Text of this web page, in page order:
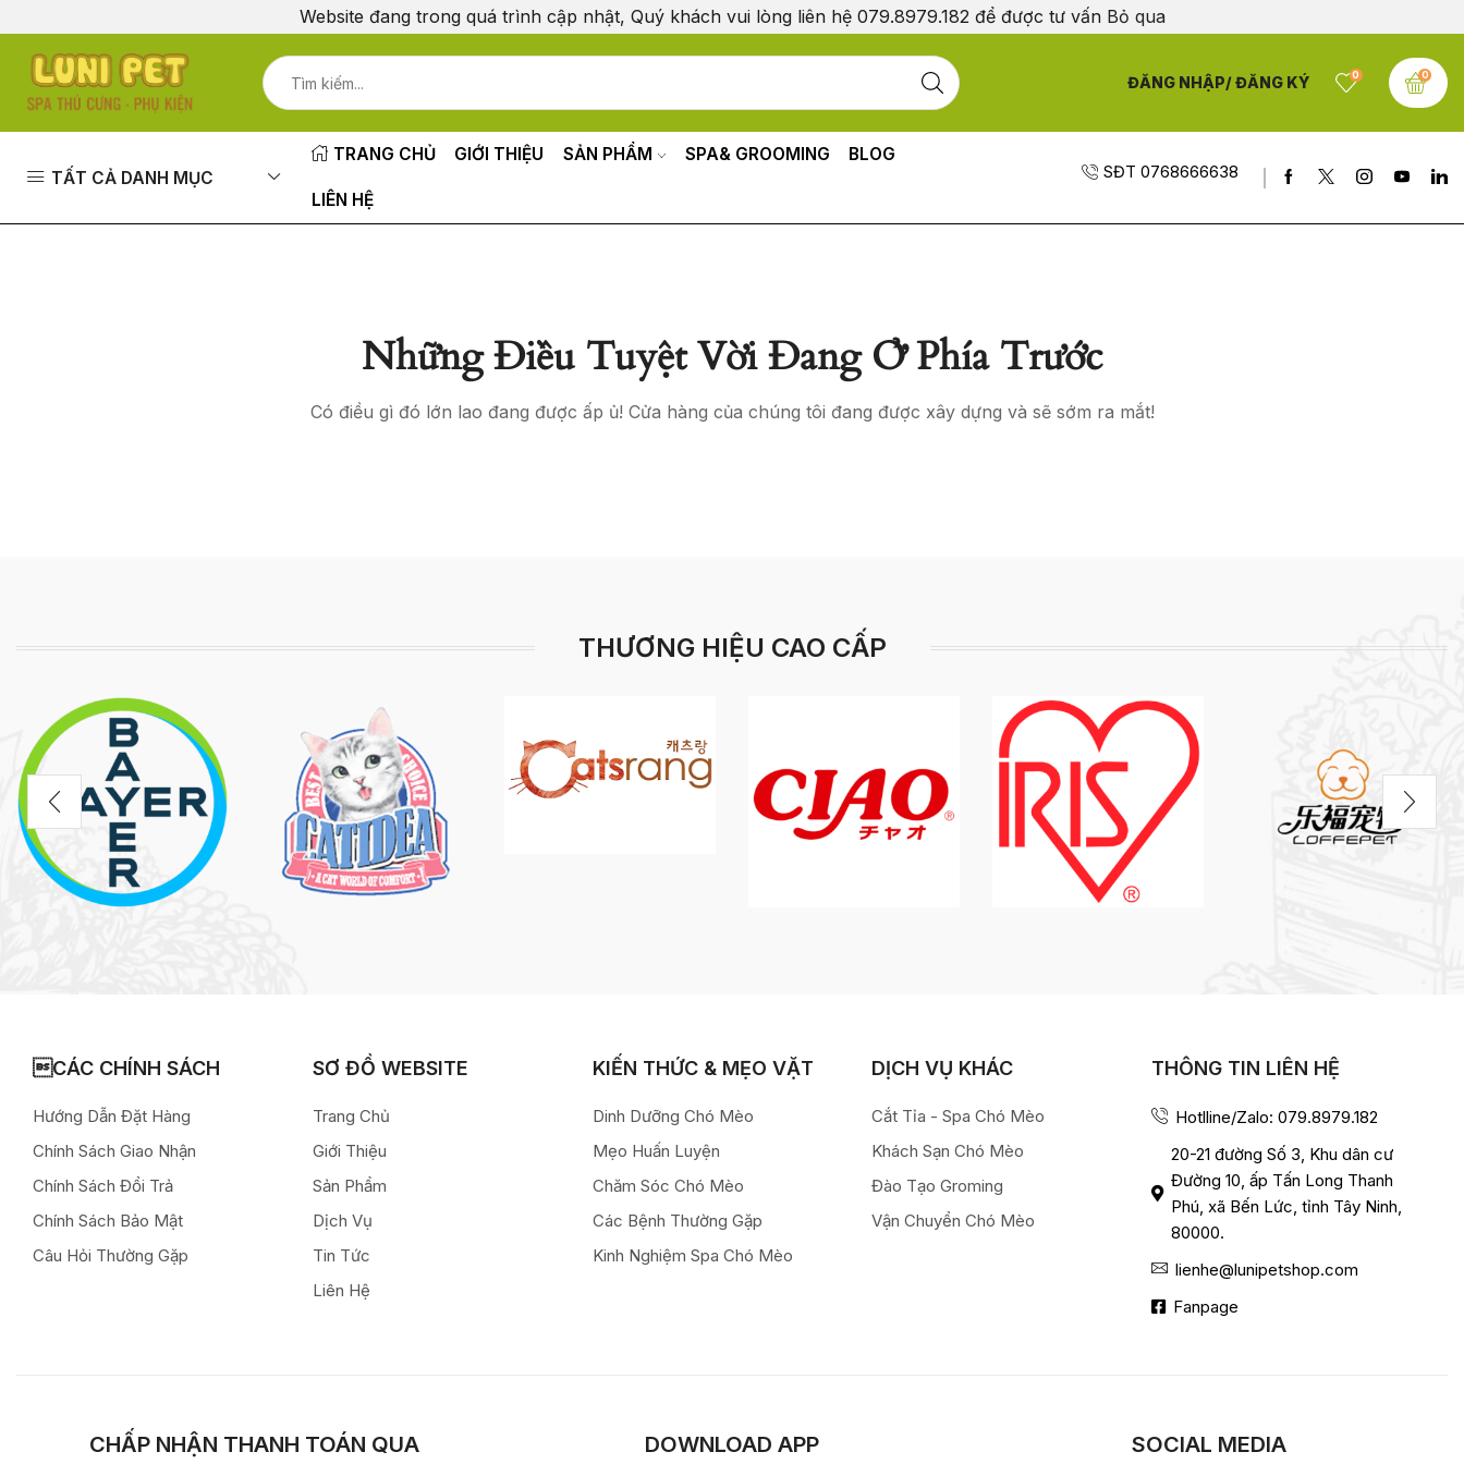
Website đang trong quá trình cập nhật, Quý khách vui lòng liên hệ 079.8979.182 để được tư vấn Bỏ qua
ĐĂNG NHẬP/ ĐĂNG KÝ 0 0
TẤT CẢ DANH MỤC
TRANG CHỦ GIỚI THIỆU SẢN PHẨM SPA& GROOMING BLOG
LIÊN HỆ
SĐT 0768666638
Những Điều Tuyệt Vời Đang Ở Phía Trước
Có điều gì đó lớn lao đang được ấp ủ! Cửa hàng của chúng tôi đang được xây dựng và sẽ sớm ra mắt!
THƯƠNG HIỆU CAO CẤP
CÁC CHÍNH SÁCH
Hướng Dẫn Đặt Hàng
Chính Sách Giao Nhận
Chính Sách Đổi Trả
Chính Sách Bảo Mật
Câu Hỏi Thường Gặp
SƠ ĐỒ WEBSITE
Trang Chủ
Giới Thiệu
Sản Phẩm
Dịch Vụ
Tin Tức
Liên Hệ
KIẾN THỨC & MẸO VẶT
Dinh Dưỡng Chó Mèo
Mẹo Huấn Luyện
Chăm Sóc Chó Mèo
Các Bệnh Thường Gặp
Kinh Nghiệm Spa Chó Mèo
DỊCH VỤ KHÁC
Cắt Tỉa - Spa Chó Mèo
Khách Sạn Chó Mèo
Đào Tạo Groming
Vận Chuyển Chó Mèo
THÔNG TIN LIÊN HỆ
Hotlline/Zalo: 079.8979.182
20-21 đường Số 3, Khu dân cư
Đường 10, ấp Tấn Long Thanh
Phú, xã Bến Lức, tỉnh Tây Ninh,
80000.
lienhe@lunipetshop.com
Fanpage
CHẤP NHẬN THANH TOÁN QUA DOWNLOAD APP SOCIAL MEDIA